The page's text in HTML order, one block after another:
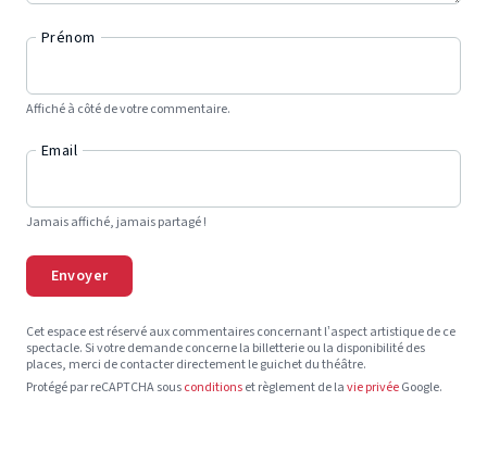
Prénom
Affiché à côté de votre commentaire.
Email
Jamais affiché, jamais partagé !
Envoyer
Cet espace est réservé aux commentaires concernant l’aspect artistique de ce
spectacle. Si votre demande concerne la billetterie ou la disponibilité des
places, merci de contacter directement le guichet du théâtre.
Protégé par reCAPTCHA sousconditionset règlement de lavie privéeGoogle.